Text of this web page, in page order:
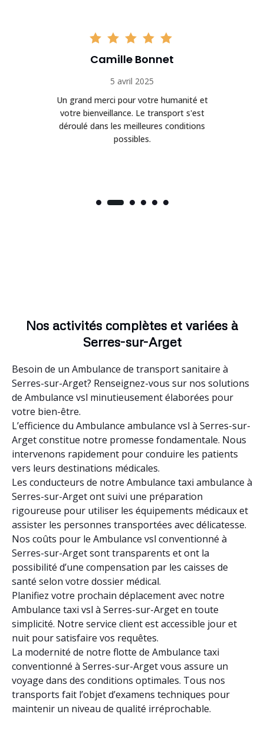
Camille Bonnet
5 avril 2025
Un grand merci pour votre humanité et
votre bienveillance. Le transport s'est
déroulé dans les meilleures conditions
possibles.
Nos activités complètes et variées à
Serres-sur-Arget
Besoin de un Ambulance de transport sanitaire à
Serres-sur-Arget? Renseignez-vous sur nos solutions
de Ambulance vsl minutieusement élaborées pour
votre bien-être.
L’efficience du Ambulance ambulance vsl à Serres-sur-
Arget constitue notre promesse fondamentale. Nous
intervenons rapidement pour conduire les patients
vers leurs destinations médicales.
Les conducteurs de notre Ambulance taxi ambulance à
Serres-sur-Arget ont suivi une préparation
rigoureuse pour utiliser les équipements médicaux et
assister les personnes transportées avec délicatesse.
Nos coûts pour le Ambulance vsl conventionné à
Serres-sur-Arget sont transparents et ont la
possibilité d’une compensation par les caisses de
santé selon votre dossier médical.
Planifiez votre prochain déplacement avec notre
Ambulance taxi vsl à Serres-sur-Arget en toute
simplicité. Notre service client est accessible jour et
nuit pour satisfaire vos requêtes.
La modernité de notre flotte de Ambulance taxi
conventionné à Serres-sur-Arget vous assure un
voyage dans des conditions optimales. Tous nos
transports fait l’objet d’examens techniques pour
maintenir un niveau de qualité irréprochable.